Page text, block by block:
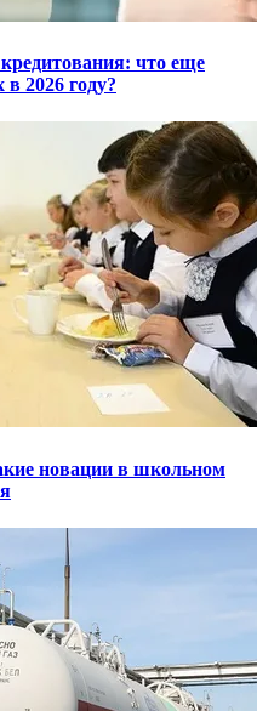
что еще
2026 году?
новации в школьном